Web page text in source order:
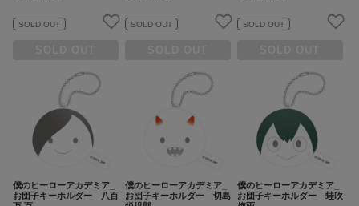
SOLD OUT SOLD OUT SOLD OUT
僕のヒーローアカデミア_
お団子キーホルダー 八百
僕のヒーローアカデミア_
お団子キーホルダー 切島
僕のヒーローアカデミア_
お団子キーホルダー 蛙吹